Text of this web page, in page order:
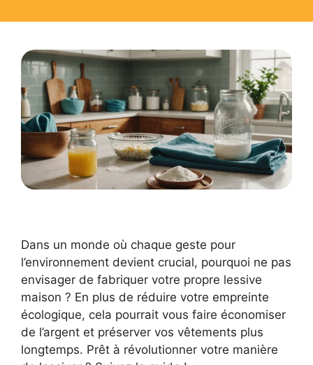
Dans un monde où chaque geste pour
l’environnement devient crucial, pourquoi ne pas
envisager de fabriquer votre propre lessive
maison ? En plus de réduire votre empreinte
écologique, cela pourrait vous faire économiser
de l’argent et préserver vos vêtements plus
longtemps. Prêt à révolutionner votre manière